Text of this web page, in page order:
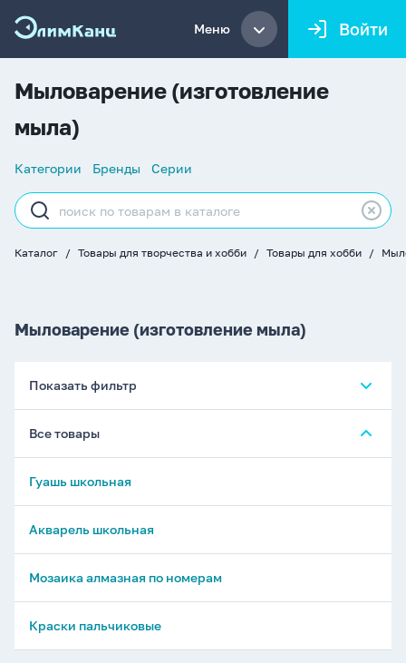
Меню Войти
Мыловарение (изготовление
мыла)
Список
Категории Бренды Серии
Строка
поиска
Каталог Товары для творчества и хобби Товары для хобби
Мыловарение (изготовление мыла)
Показать фильтр
Все товары
Гуашь школьная
Акварель школьная
Мозаика алмазная по номерам
Краски пальчиковые